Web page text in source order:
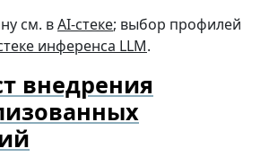
см. вAI-стеке; выбор профилей
инференса LLM.
внедрения